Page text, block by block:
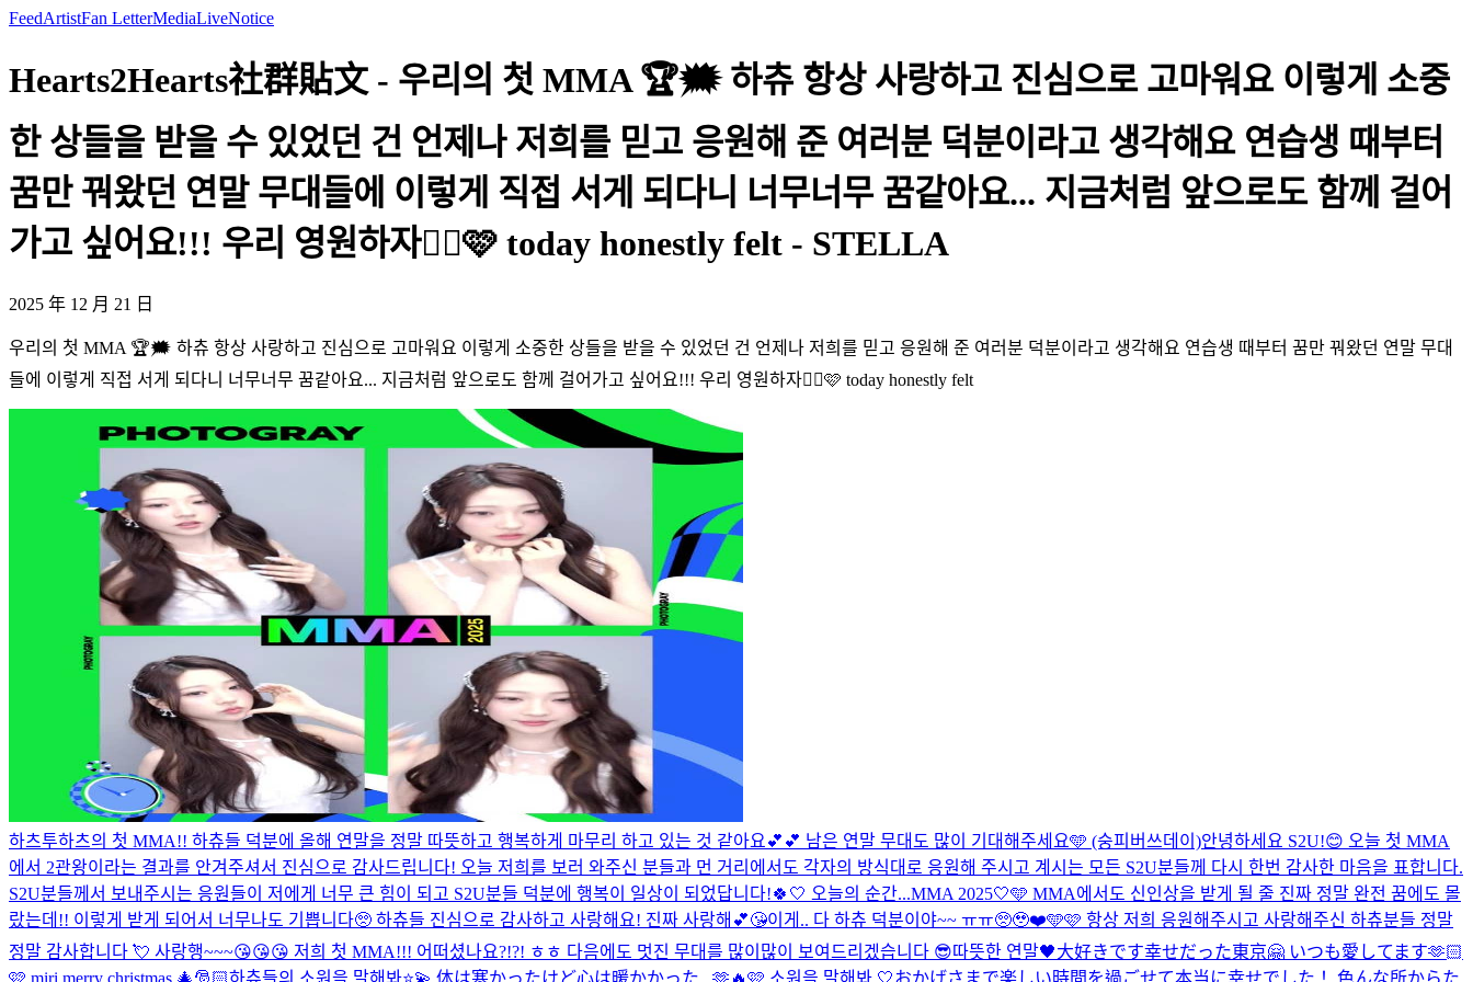
FeedArtistFan LetterMediaLiveNotice
Hearts2Hearts社群貼文 - 우리의 첫 MMA 🏆🗯 하츄 항상 사랑하고 진심으로 고마워요 이렇게 소중
한 상들을 받을 수 있었던 건 언제나 저희를 믿고 응원해 준 여러분 덕분이라고 생각해요 연습생 때부터
꿈만 꿔왔던 연말 무대들에 이렇게 직접 서게 되다니 너무너무 꿈같아요... 지금처럼 앞으로도 함께 걸어
가고 싶어요!!! 우리 영원하자😵‍💫🩷 today honestly felt - STELLA
2025 年 12 月 21 日
우리의 첫 MMA 🏆🗯 하츄 항상 사랑하고 진심으로 고마워요 이렇게 소중한 상들을 받을 수 있었던 건 언제나 저희를 믿고 응원해 준 여러분 덕분이라고 생각해요 연습생 때부터 꿈만 꿔왔던 연말 무대
들에 이렇게 직접 서게 되다니 너무너무 꿈같아요... 지금처럼 앞으로도 함께 걸어가고 싶어요!!! 우리 영원하자😵‍💫🩷 today honestly felt
하츠투하츠의 첫 MMA!! 하츄들 덕분에 올해 연말을 정말 따뜻하고 행복하게 마무리 하고 있는 것 같아요💕💕 남은 연말 무대도 많이 기대해주세요🩵 (숭피버쓰데이)안녕하세요 S2U!😊 오늘 첫 MMA
에서 2관왕이라는 결과를 안겨주셔서 진심으로 감사드립니다! 오늘 저희를 보러 와주신 분들과 먼 거리에서도 각자의 방식대로 응원해 주시고 계시는 모든 S2U분들께 다시 한번 감사한 마음을 표합니다.
S2U분들께서 보내주시는 응원들이 저에게 너무 큰 힘이 되고 S2U분들 덕분에 행복이 일상이 되었답니다!🍀🤍 오늘의 순간...MMA 2025🤍🩵 MMA에서도 신인상을 받게 될 줄 진짜 정말 완전 꿈에도 몰
랐는데!! 이렇게 받게 되어서 너무나도 기쁩니다🥺 하츄들 진심으로 감사하고 사랑해요! 진짜 사랑해💕😘이게.. 다 하츄 덕분이야~~ ㅠㅠ🥺🥹❤️🩵🩷 항상 저희 응원해주시고 사랑해주신 하츄분들 정말
정말 감사합니다 💘 사랑행~~~😘😘😘 저희 첫 MMA!!! 어떠셨나요?!?! ㅎㅎ 다음에도 멋진 무대를 많이많이 보여드리겠습니다 😎따뜻한 연말🖤大好きです幸せだった東京🤗 いつも愛してます🫶🏻
🩷 miri merry christmas 🎄🎅🏻하츄들의 소원을 말해봐⭐️💫 体は寒かったけど心は暖かかった.. 🫶🔥🩷 소원을 말해봐 🤍おかげさまで楽しい時間を過ごせて本当に幸せでした！ 色んな所からた